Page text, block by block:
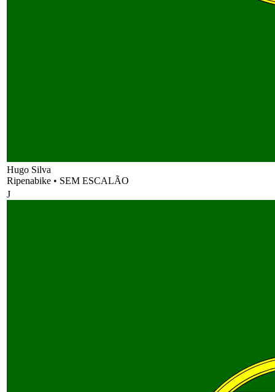
Hugo Silva
Ripenabike • SEM ESCALÃO
J